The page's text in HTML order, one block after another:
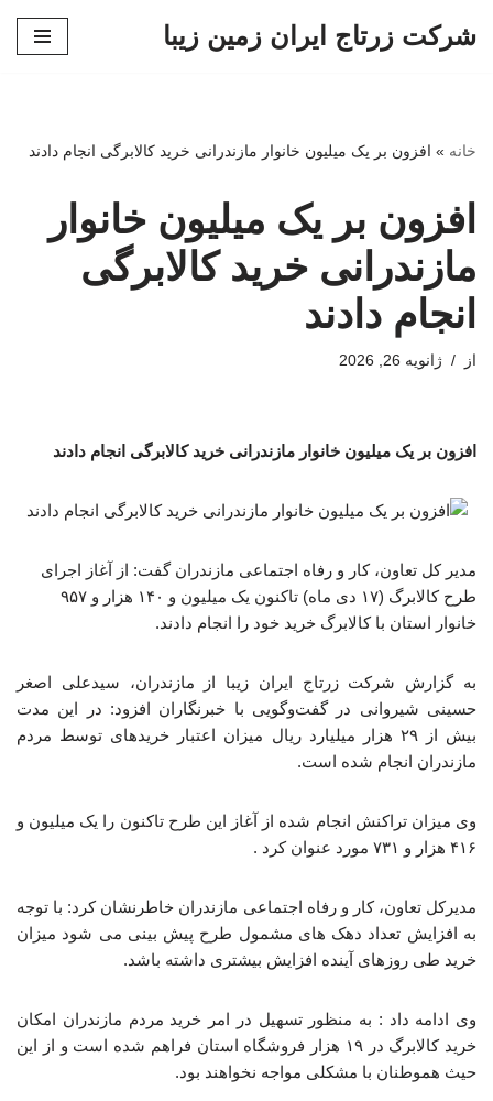
شرکت زرتاج ایران زمین زیبا
خانه » افزون بر یک میلیون خانوار مازندرانی خرید کالابرگی انجام دادند
افزون بر یک میلیون خانوار
مازندرانی خرید کالابرگی
انجام دادند
از ژانویه 26, 2026
افزون بر یک میلیون خانوار مازندرانی خرید کالابرگی انجام دادند
مدیر کل تعاون، کار و رفاه اجتماعی مازندران گفت:‌ از آغاز اجرای
طرح کالابرگ (۱۷ دی ماه) تاکنون یک میلیون و ۱۴۰ هزار و ۹۵۷
خانوار استان با کالابرگ خرید خود را انجام دادند. ‎
به گزارش شرکت زرتاج ایران زیبا از مازندران، سیدعلی اصغر
حسینی شیروانی در گفت‌وگویی با خبرنگاران افزود:‌ در این مدت
بیش از ۲۹ هزار میلیارد ریال میزان اعتبار خریدهای توسط مردم
مازندران انجام شده است.
وی میزان تراکنش انجام شده از آغاز این طرح تاکنون را یک میلیون و
۴۱۶ هزار و ۷۳۱ مورد عنوان کرد .
مدیرکل تعاون، ‌کار و رفاه اجتماعی مازندران خاطرنشان کرد:‌ با توجه
به افزایش تعداد دهک های مشمول طرح پیش بینی می شود میزان
خرید طی روزهای آینده افزایش بیشتری داشته باشد.
وی ادامه داد : به منظور تسهیل در امر خرید مردم مازندران امکان
خرید کالابرگ در ۱۹ هزار فروشگاه استان فراهم شده است و از این
حیث هموطنان با مشکلی مواجه نخواهند بود.